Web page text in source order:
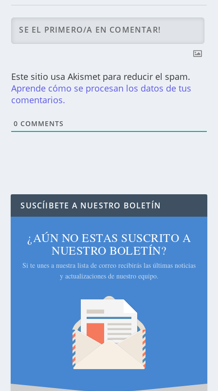
Este sitio usa Akismet para reducir el spam.
Aprende cómo se procesan los datos de tus
comentarios.
0 COMMENTS
SUSCÍIBETE A NUESTRO BOLETÍN
¿AÚN NO ESTAS SUSCRITO A
NUESTRO BOLETÍN?
Si te unes a nuestra lista de correo recibirás las últimas noticias
y actualizaciones de nuestro equipo.